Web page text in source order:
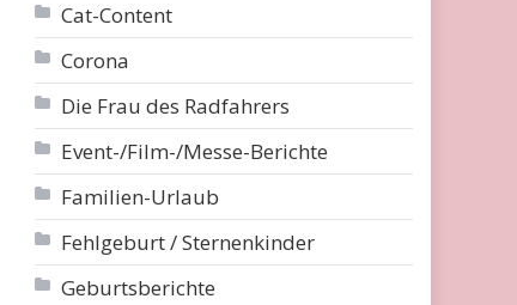
Cat-Content
Corona
Die Frau des Radfahrers
Event-/Film-/Messe-Berichte
Familien-Urlaub
Fehlgeburt / Sternenkinder
Geburtsberichte